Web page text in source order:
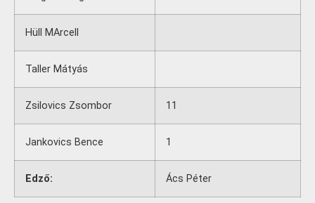
Hüll MArcell
Taller Mátyás
Zsilovics Zsombor 11
Jankovics Bence 1
Edző: Ács Péter